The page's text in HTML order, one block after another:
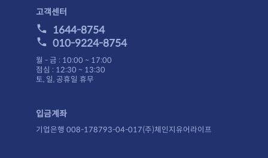
고객센터
1644-8754
010-9224-8754
월 - 금 : 10:00 ~ 17:00
점심 : 12:30 ~ 13:30
토, 일, 공휴일 휴무
입금계좌
기업은행 008-178793-04-017(주)체인지유어라이프